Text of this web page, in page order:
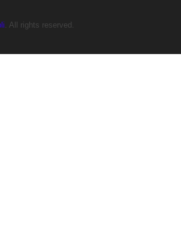
. All rights reserved.